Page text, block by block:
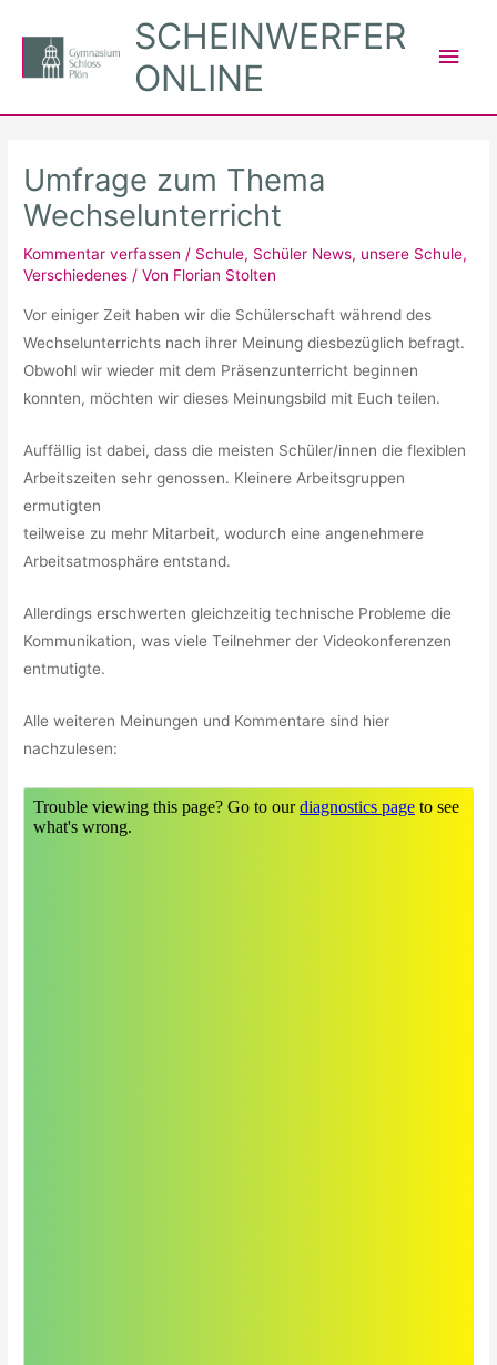
Inhalt
springen
SCHEINWERFER
ONLINE
Umfrage zum Thema
Wechselunterricht
Kommentar verfassen / Schule, Schüler News, unsere Schule,
Verschiedenes / Von Florian Stolten
Vor einiger Zeit haben wir die Schülerschaft während des
Wechselunterrichts nach ihrer Meinung diesbezüglich befragt.
Obwohl wir wieder mit dem Präsenzunterricht beginnen
konnten, möchten wir dieses Meinungsbild mit Euch teilen.
Auffällig ist dabei, dass die meisten Schüler/innen die flexiblen
Arbeitszeiten sehr genossen. Kleinere Arbeitsgruppen
ermutigten
teilweise zu mehr Mitarbeit, wodurch eine angenehmere
Arbeitsatmosphäre entstand.
Allerdings erschwerten gleichzeitig technische Probleme die
Kommunikation, was viele Teilnehmer der Videokonferenzen
entmutigte.
Alle weiteren Meinungen und Kommentare sind hier
nachzulesen: